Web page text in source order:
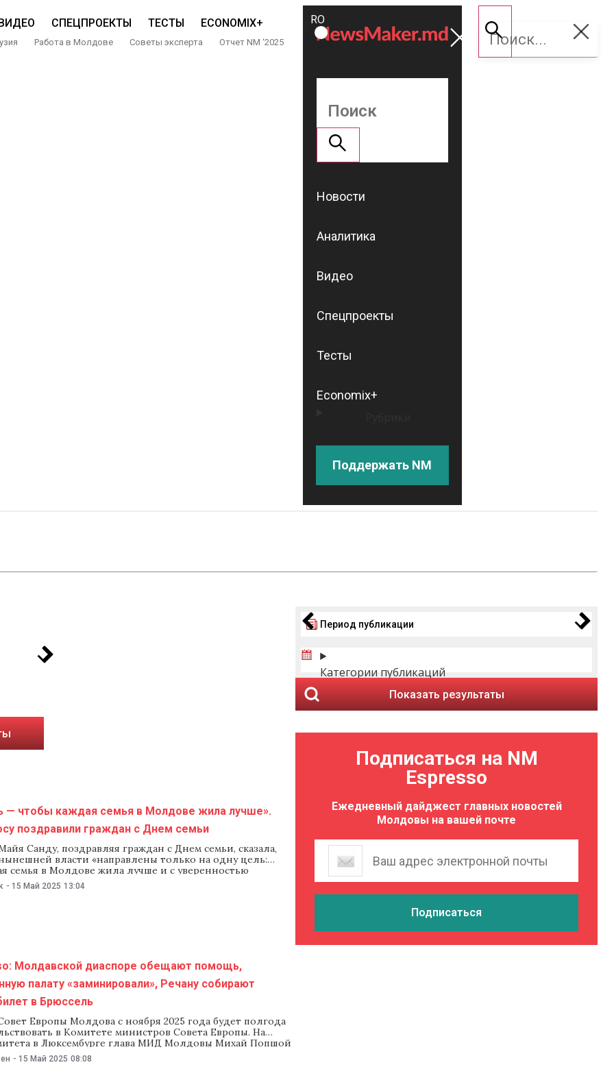
СПЕЦПРОЕКТЫ ТЕСТЫ ECONOMIX+
Работа в Молдове Советы эксперта Отчет NM ‘2025
ROMÂNĂ
RU
Поддержать
NM
Новости
Аналитика
Видео
Спецпроекты
Тесты
Economix+
Поддержать NM
— чтобы каждая семья в Молдове жила лучше».
поздравили граждан с Днем семьи
Санду, поздравляя граждан с Днем семьи, сказала,
власти «направлены только на одну цель:
семья в Молдове жила лучше и с уверенностью
дне». Спикер парламента Игорь Гросу, в свою очередь,
PAS за 4 года «вместе с коллегами оказывала поддержку
- 15 Май 2025 13:04
Молдавской диаспоре обещают помощь,
палату «заминировали», Речану собирают
в Брюссель
Европы Молдова с ноября 2025 года будет полгода
в Комитете министров Совета Европы. На
в Люксембурге глава МИД Молдовы Михай Попшой
подготовка к этому идет полным ходом. Он также
приверженность Молдовы защите демократии,
- 15 Май 2025 08:08
Период публикации
Категории публикаций
Показать результаты
Подписаться на NM
Espresso
Ежедневный дайджест главных новостей
Молдовы на вашей почте